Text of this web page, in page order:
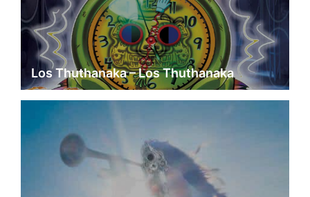
Los Thuthanaka – Los Thuthanaka